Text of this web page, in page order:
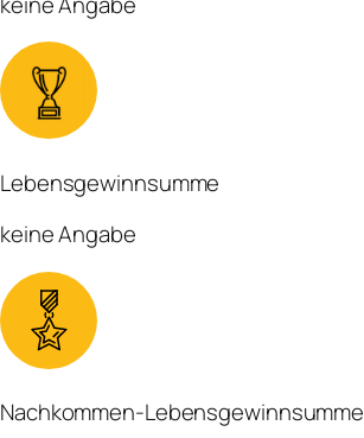
Lebensgewinnsumme
keine Angabe
Nachkommen-Lebensgewinnsumme